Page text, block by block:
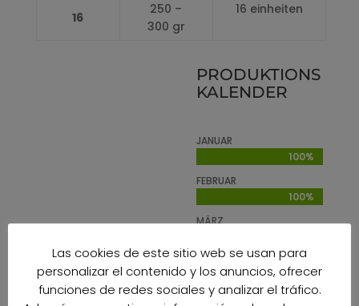
16
250 –
300 gr
16 einheiten
PRODUKTIONS
KALENDER
JANUAR
100%
100%
FEBRUAR
100%
100%
MÄRZ
APRIL
100%
100%
MAI
Las cookies de este sitio web se usan para
personalizar el contenido y los anuncios, ofrecer
funciones de redes sociales y analizar el tráfico.